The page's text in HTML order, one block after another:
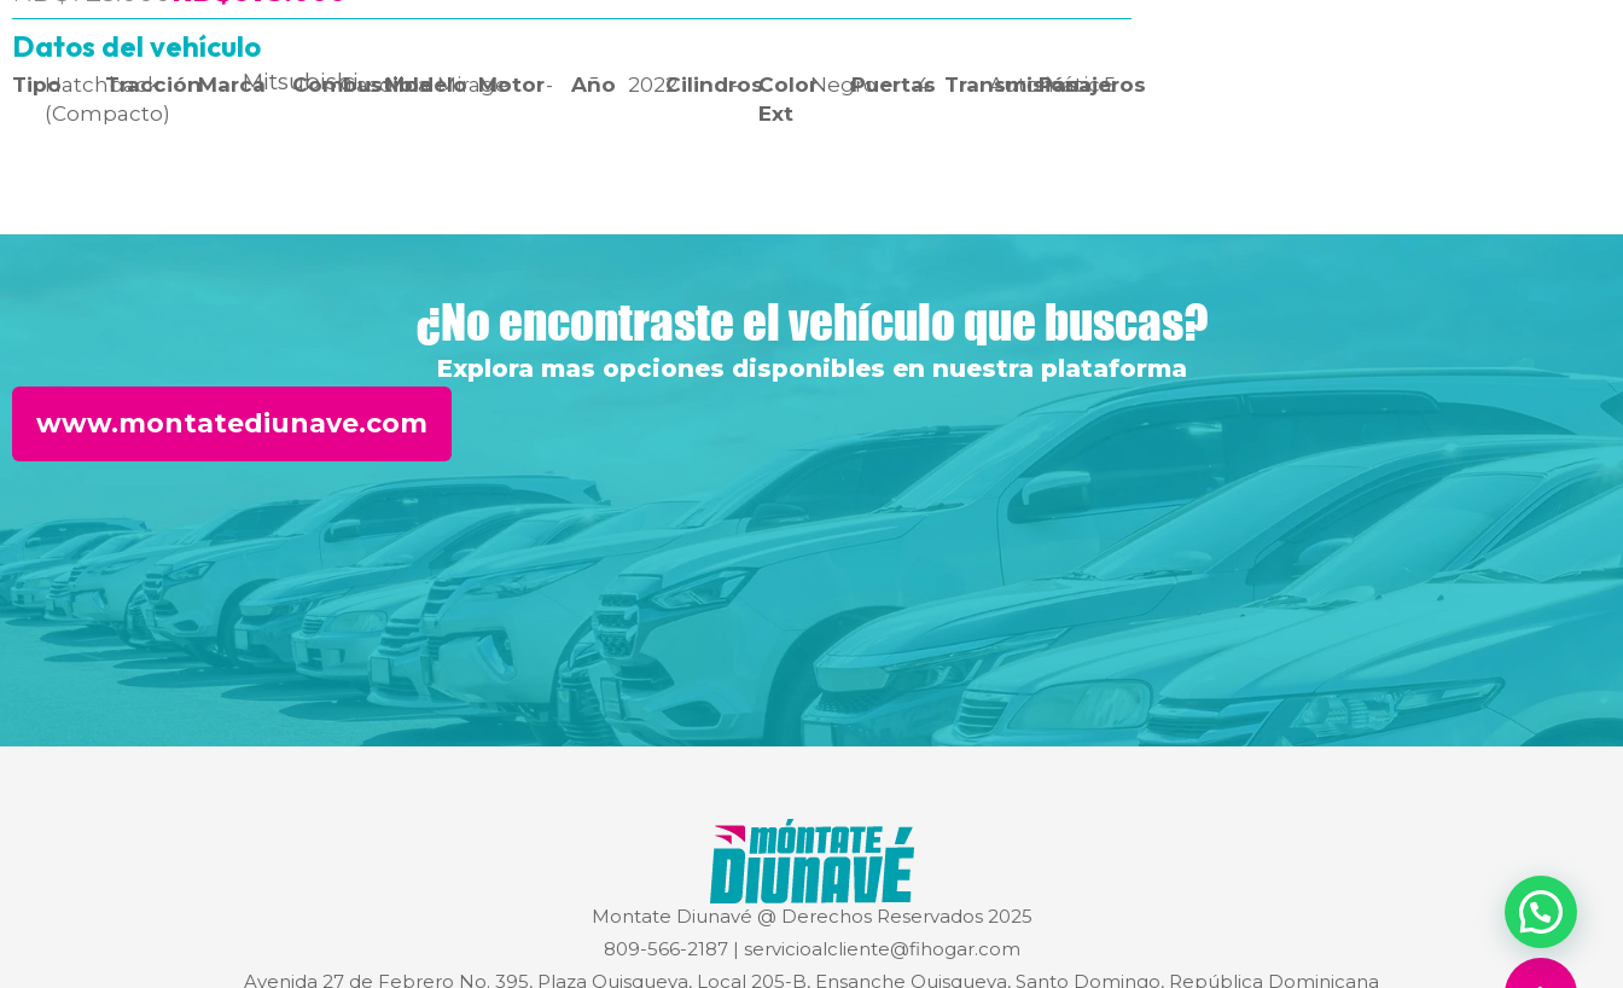
Datos del vehículo
TipoHatchback
(Compacto)
Tracción
- MarcaMitsubishi
Combustible
Gasolina
ModeloMirageMotor- Año 2022Cilindros
-
Color
Ext
NegroPuertas
4 Transmisión
Automática
Pasajeros
5
¿No encontraste el vehículo que buscas?
Explora mas opciones disponibles en nuestra plataforma
www.montatediunave.com
Montate Diunavé @ Derechos Reservados 2025
809-566-2187| servicioalcliente@fihogar.com
Avenida 27 de Febrero No. 395, Plaza Quisqueya, Local 205-B, Ensanche Quisqueya, Santo Domingo, República Dominicana